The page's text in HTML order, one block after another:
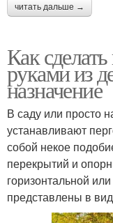
читать дальше →
Как
руками из
назначение
В саду или просто
устанавливают
собой некое
перекрытий и
горизонтальной
представлены в